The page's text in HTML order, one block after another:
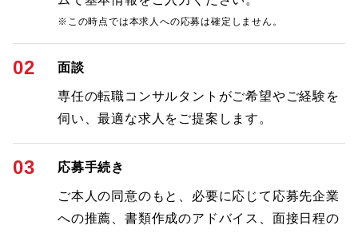
※この時点では本求人への応募は確定しません。
02 面談
専任の転職コンサルタントがご希望やご経験を
伺い、最適な求人をご提案します。
03 応募手続き
ご本人の同意のもと、必要に応じて応募先企業
への推薦、書類作成のアドバイス、面接日程の